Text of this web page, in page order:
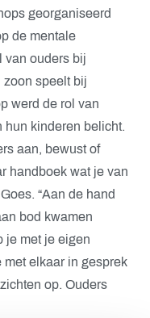
georganiseerd
de mentale
van ouders bij
zoon speelt bij
werd de rol van
hun kinderen belicht.
aan, bewust of
handboek wat je van
“Aan de hand
bod kwamen
je met je eigen
elkaar in gesprek
op. Ouders